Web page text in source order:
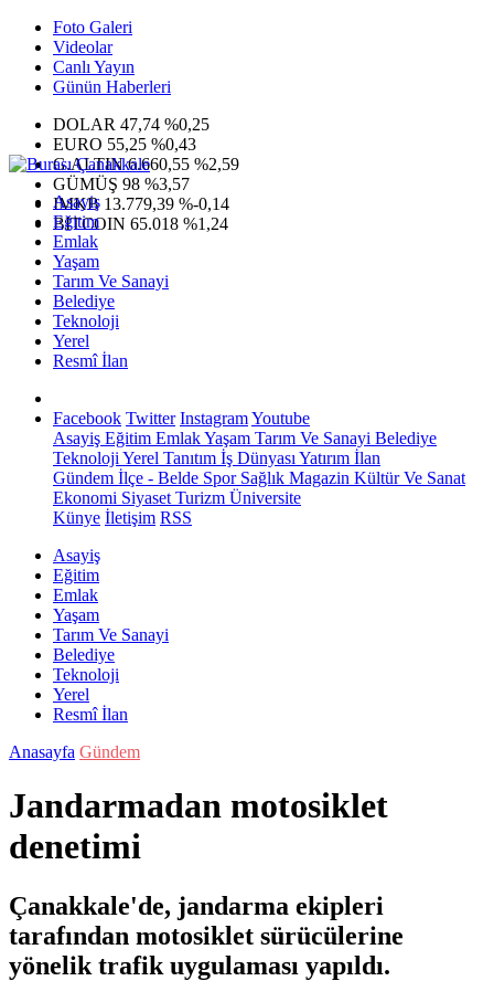
Foto Galeri
Videolar
Canlı Yayın
Günün Haberleri
DOLAR 47,74 %0,25
EURO 55,25 %0,43
G.ALTIN6.660,55 %2,59
GÜMÜŞ 98 %3,57
IMKB 13.779,39 %-0,14
BITCOIN 65.018 %1,24
Asayiş
Eğitim
Emlak
Yaşam
Tarım Ve Sanayi
Belediye
Teknoloji
Yerel
Resmî İlan
Facebook Twitter InstagramYoutube
Asayiş Eğitim EmlakYaşam Tarım Ve Sanayi Belediye
Teknoloji Yerel Tanıtım İş Dünyası Yatırım İlan
Gündem İlçe - Belde SporSağlık Magazin Kültür Ve Sanat
Ekonomi Siyaset Turizm Üniversite
Künye İletişim RSS
Asayiş
Eğitim
Emlak
Yaşam
Tarım Ve Sanayi
Belediye
Teknoloji
Yerel
Resmî İlan
Anasayfa Gündem
Jandarmadan motosiklet
denetimi
Çanakkale'de, jandarma ekipleri
tarafından motosiklet sürücülerine
yönelik trafik uygulaması yapıldı.